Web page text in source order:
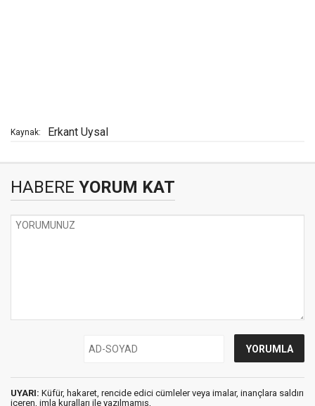
Kaynak: Erkant Uysal
HABERE YORUM KAT
UYARI: Küfür, hakaret, rencide edici cümleler veya imalar, inançlara saldırı
içeren, imla kuralları ile yazılmamış,